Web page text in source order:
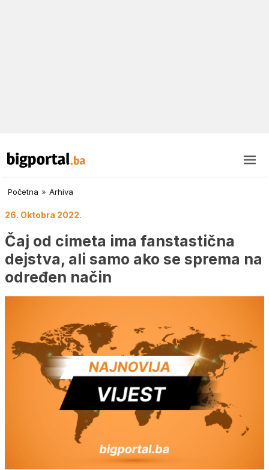
Početna » Arhiva
26. Oktobra 2022.
Čaj od cimeta ima fanstastična
dejstva, ali samo ako se sprema na
određen način